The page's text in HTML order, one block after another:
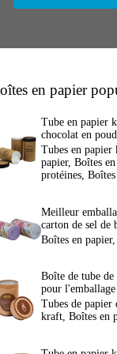
en papier
Tube en papier
chocolat en
Tubes en papier
papier,Boîtes
protéines,
Meilleur
carton de sel de
Boîtes en papier
Boîte de tube
pour
Tubes de papier
kraft,Boîtes en